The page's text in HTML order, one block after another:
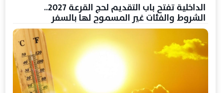
الداخلية تفتح باب التقديم لحج القرعة 2027..
الشروط والفئات غير المسموح لها بالسفر